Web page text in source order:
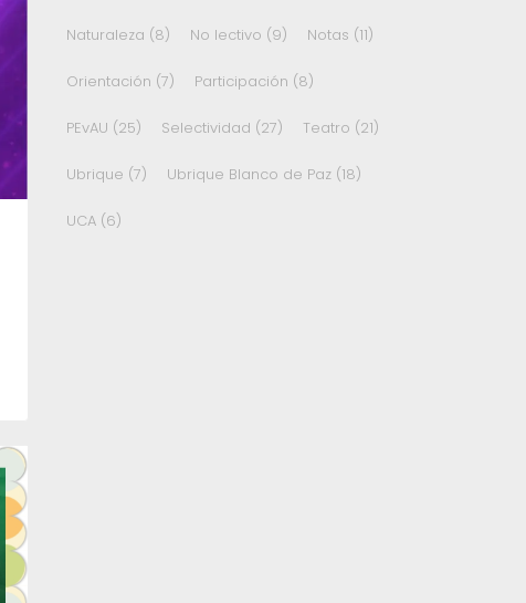
Naturaleza (8) No lectivo (9) Notas (11)
Orientación (7) Participación (8)
PEvAU (25) Selectividad (27) Teatro (21)
Ubrique (7) Ubrique Blanco de Paz(18)
UCA(6)